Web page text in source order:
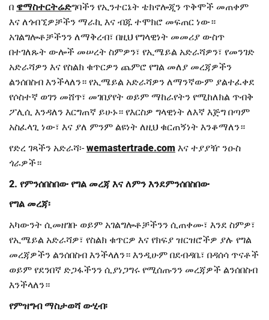
በ ዌማስተርትሬድግባችን የኢንተርኔት ቴክኖሎጂን ጥቅሞች መጠቀም
እና ለጎብኚዎቻችን ማራኪ እና ብጁ ተሞክሮ መፍጠር ነው።
አገልግሎቶቻችንን ለማቅረብ፣ በዚህ የግላዊነት መመሪያ ውስጥ
በተገለጹት ውሎች መሠረት ስምዎን፣ የኢሜይል አድራሻዎን፣ የመንገድ
አድራሻዎን እና የስልክ ቁጥርዎን ጨምሮ የግል መለያ መረጃዎችን
ልንሰበስብ እንችላለን። የኢሜይል አድራሻዎን ለማንኛውም ያልተፈቀደ
የሶስተኛ ወገን መሸጥ፣ መገበያየት ወይም ማከራየትን የሚከለክል ጥብቅ
ፖሊሲ እንዳለን እርግጠኛ ይሁኑ። የእርስዎ ግላዊነት ለእኛ እጅግ በጣም
አስፈላጊ ነው፣ እና ያለ ምንም ልዩነት ለዚህ ቁርጠኝነት እንቆማለን።
የድረ ገጻችን አድራሻ፡-wemastertrade.com እና ተያያዥ ንዑስ
ጎራዎች።
2. የምንሰበስበው የግል መረጃ እና ለምን እንደምንሰበስበው
የግል መረጃ፡
አካውንት ሲመዘገቡ ወይም አገልግሎቶቻችንን ሲጠቀሙ፣ እንደ ስምዎ፣
የኢሜይል አድራሻዎ፣ የስልክ ቁጥርዎ እና የክፍያ ዝርዝሮችዎ ያሉ የግል
መረጃዎችን ልንሰበስብ እንችላለን። እንዲሁም በደብዳቤ፣ በዳሰሳ ጥናቶች
ወይም የደንበኛ ድጋፋችንን ሲያነጋግሩ የሚሰጡንን መረጃዎች ልንሰበስብ
እንችላለን።
የምዝግብ ማስታወሻ ውሂብ፡